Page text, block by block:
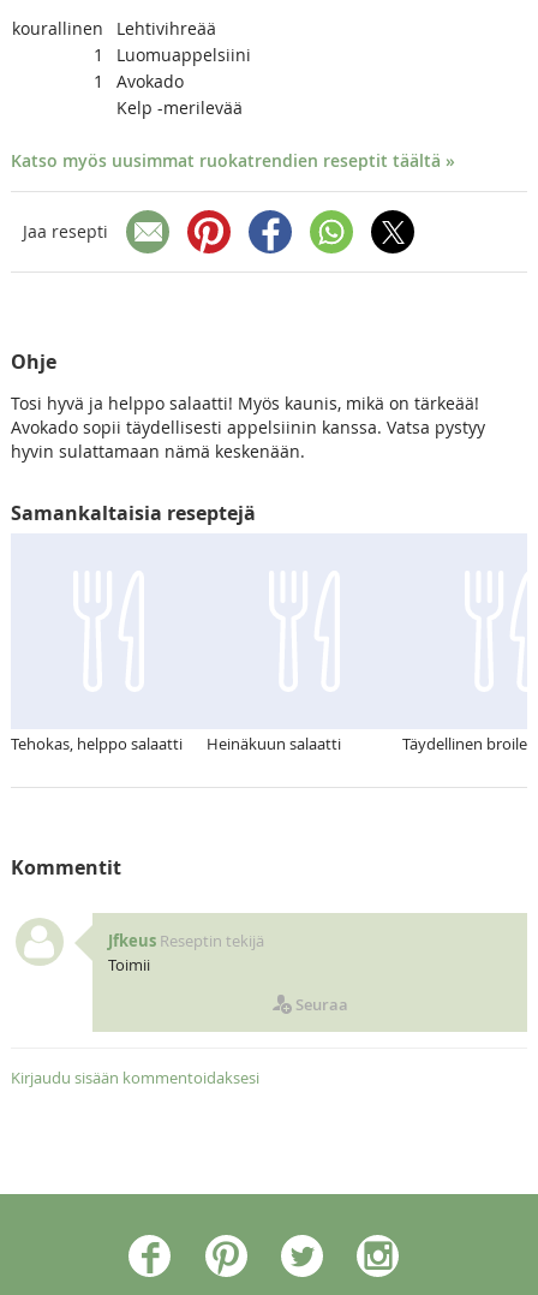
kourallinen
Lehtivihreää
1
Luomuappelsiini
1
Avokado
Kelp -merilevää
Katso myös uusimmat ruokatrendien reseptit täältä »
Jaa resepti
Ohje
Tosi hyvä ja helppo salaatti! Myös kaunis, mikä on tärkeää!
Avokado sopii täydellisesti appelsiinin kanssa. Vatsa pystyy
hyvin sulattamaan nämä keskenään.
Samankaltaisia reseptejä
Tehokas, helppo salaatti Heinäkuun salaatti Täydellinen
Kommentit
Jfkeus Reseptin tekijä
Toimii
Seuraa
Kirjaudu sisään kommentoidaksesi